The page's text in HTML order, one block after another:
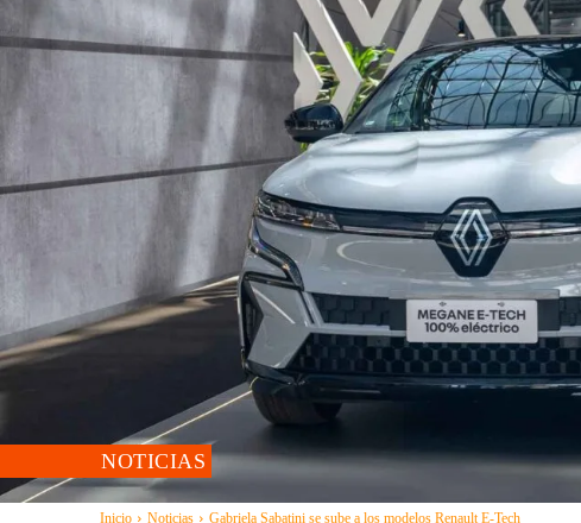
NOTICIAS
Inicio Noticias Gabriela Sabatini se sube a los modelos Renault E-Tech